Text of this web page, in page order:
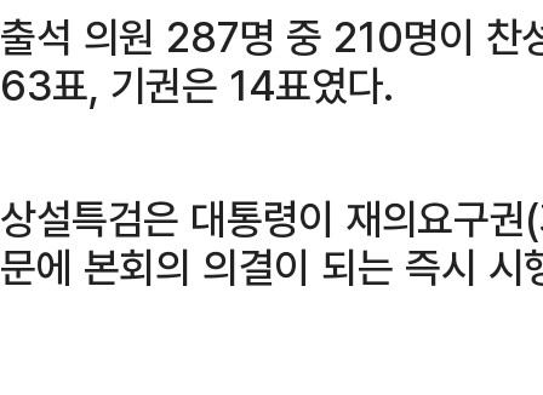
출석 의원 287명 중 210명이 찬
63표, 기권은 14표였다.
상설특검은 대통령이 재의요구
문에 본회의 의결이 되는 즉시 시